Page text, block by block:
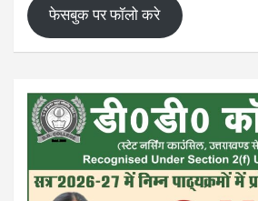
फेसबुक पर फॉलो करे